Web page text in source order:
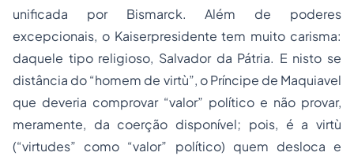
unificada por Bismarck. Além de poderes
excepcionais, o Kaiserpresidente tem muito carisma:
daquele tipo religioso, Salvador da Pátria. E nisto se
distância do “homem de virtù”, o Príncipe de Maquiavel
que deveria comprovar “valor” político e não provar,
meramente, da coerção disponível; pois, é a virtù
(“virtudes” como “valor” político) quem desloca e